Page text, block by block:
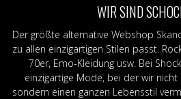
WIR SIND
Der größte alternative Webshop
zu allen einzigartigen Stilen passt.
70er, Emo-Kleidung usw. Bei
einzigartige Mode, bei der wir nicht
sondern einen ganzen Lebensstil